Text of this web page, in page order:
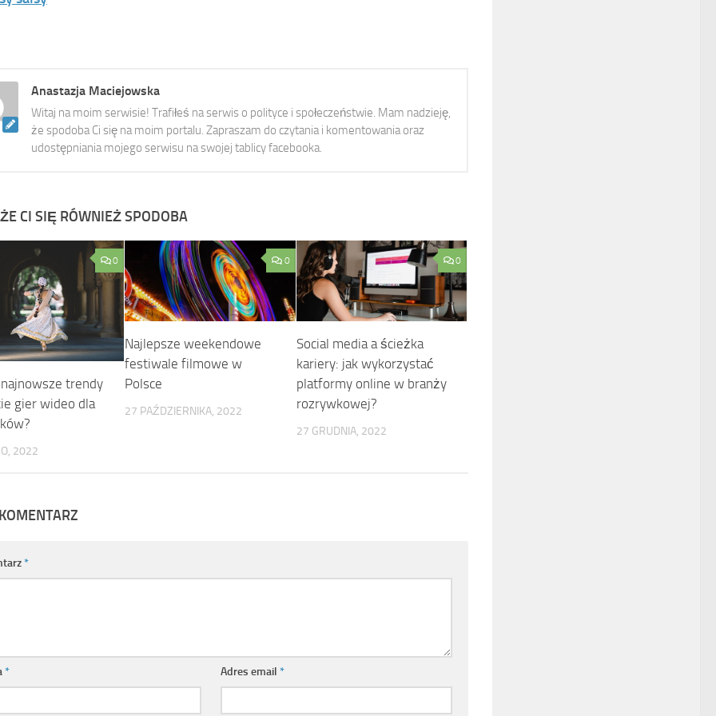
Anastazja Maciejowska
Witaj na moim serwisie! Trafiłeś na serwis o polityce i społeczeństwie. Mam nadzieję,
że spodoba Ci się na moim portalu. Zapraszam do czytania i komentowania oraz
udostępniania mojego serwisu na swojej tablicy facebooka.
CI SIĘ RÓWNIEŻ SPODOBA
0
najnowsze trendy
gier wideo dla
2022
0
Najlepsze weekendowe
festiwale filmowe w
Polsce
27 PAŹDZIERNIKA, 2022
0
Social media a ścieżka
kariery: jak wykorzystać
platformy online w branży
rozrywkowej?
27 GRUDNIA, 2022
*
* Adres email*